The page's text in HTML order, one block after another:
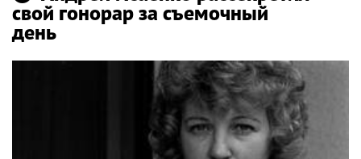
свой гонорар за съемочный
день